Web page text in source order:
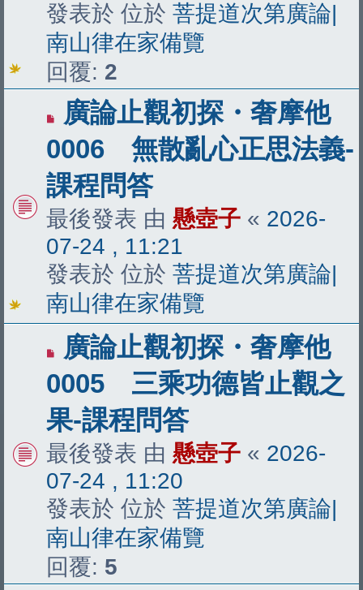
發表於 位於 菩提道次第廣論|
南山律在家備覽
回覆: 2
有
新
文
章
廣論止觀初探・奢摩他
0006 無散亂心正思法義-
課程問答
最後發表 由 懸壺子 « 2026-
07-24 , 11:21
發表於 位於 菩提道次第廣論|
南山律在家備覽
有
新
文
章
廣論止觀初探・奢摩他
0005 三乘功德皆止觀之
果-課程問答
最後發表 由 懸壺子 « 2026-
07-24 , 11:20
發表於 位於 菩提道次第廣論|
南山律在家備覽
回覆: 5